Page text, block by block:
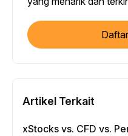
Artikel Terkait
xStocks vs. CFD vs.